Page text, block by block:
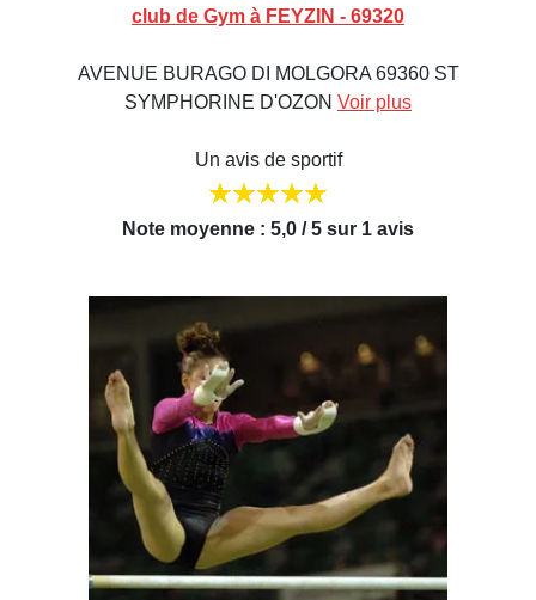
club de Gym à FEYZIN - 69320
AVENUE BURAGO DI MOLGORA 69360 ST
SYMPHORINE D'OZON Voir plus
Un avis de sportif
Note moyenne : 5,0 / 5 sur 1 avis